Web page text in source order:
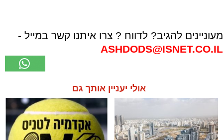
מעוניינים להגיב? לדווח ? צרו איתנו קשר במייל -
ASHDODS@ISNET.CO.IL
אולי יעניין אותך גם